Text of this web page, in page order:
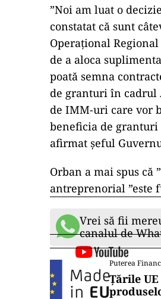
”Noi am luat o
constatat că sunt
Operaţional
de a aloca
poată semna
de granturi în cadrul
de IMM-uri care vor
beneficia de
afirmat şeful
Orban a mai spus
antreprenorial ”este
Vrei să fii
canalul de
Puterea
Țările